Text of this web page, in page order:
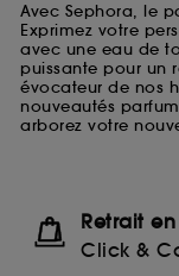
Avec Sephora, le
Exprimez votre
avec une eau de
puissante pour un
évocateur de nos
nouveautés
arborez votre
Retrait
Click &